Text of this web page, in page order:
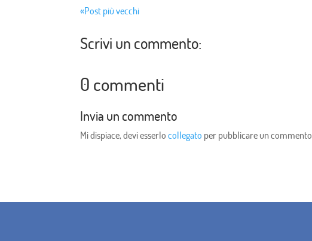
«Post più vecchi
Scrivi un commento:
0 commenti
Invia un commento
Mi dispiace, devi esserlocollegato per pubblicare un commento.